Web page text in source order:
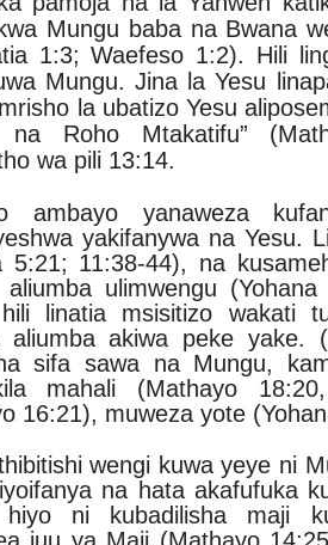
Mungu baba na Bwana
1:3; Waefeso 1:2). Hili
Mungu. Jina la Yesu
la ubatizo Yesu
na Roho Mtakatifu”
wa pili 13:14.
ambayo yanaweza
yakifanywa na Yesu.
5:21; 11:38-44), na
ulimwengu
linatia msisitizo wakati
aliumba akiwa peke yake.
sifa sawa na Mungu,
mahali (Mathayo
16:21), muweza yote
wengi kuwa yeye ni
na hata akafufuka
hiyo ni kubadilisha maji